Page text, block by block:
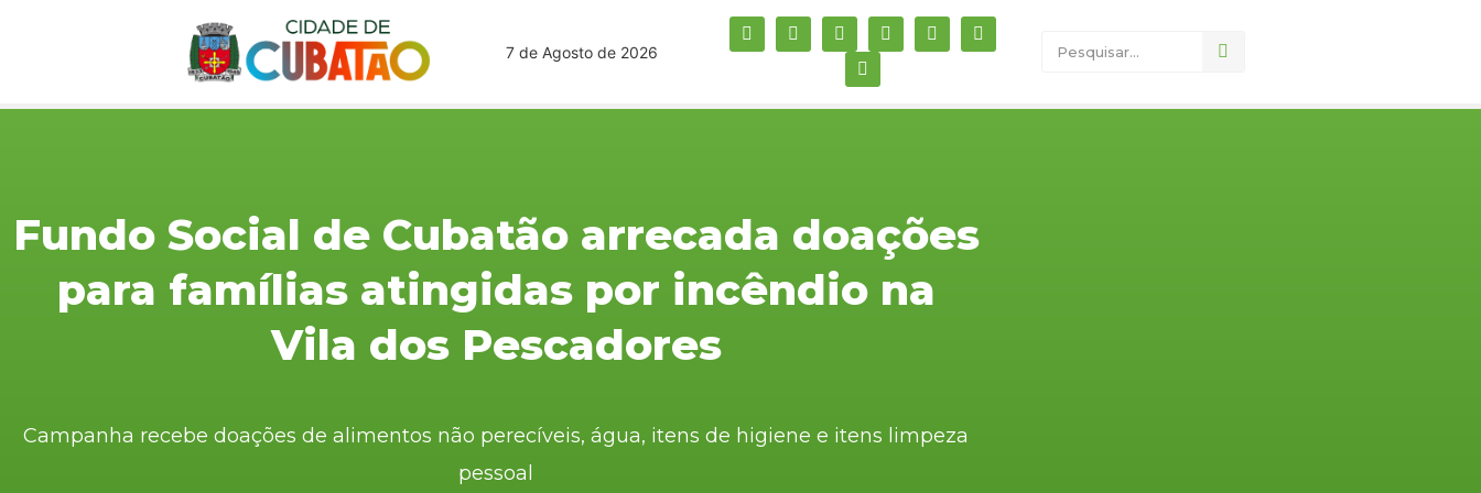
7 de Agosto de 2026
Fundo Social de Cubatão arrecada doações
para famílias atingidas por incêndio na
Vila dos Pescadores
Campanha recebe doações de alimentos não perecíveis, água, itens de higiene e itens limpeza
pessoal